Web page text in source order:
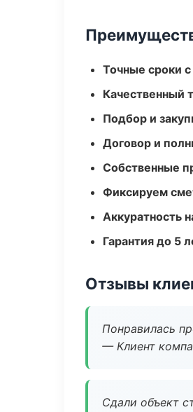
Точные сроки
Качественный
Подбор и
Договор и
Собственные
Фиксируем
Аккуратность
Гарантия до 5
Отзывы
Понравилась
— Клиент
Сдали объект